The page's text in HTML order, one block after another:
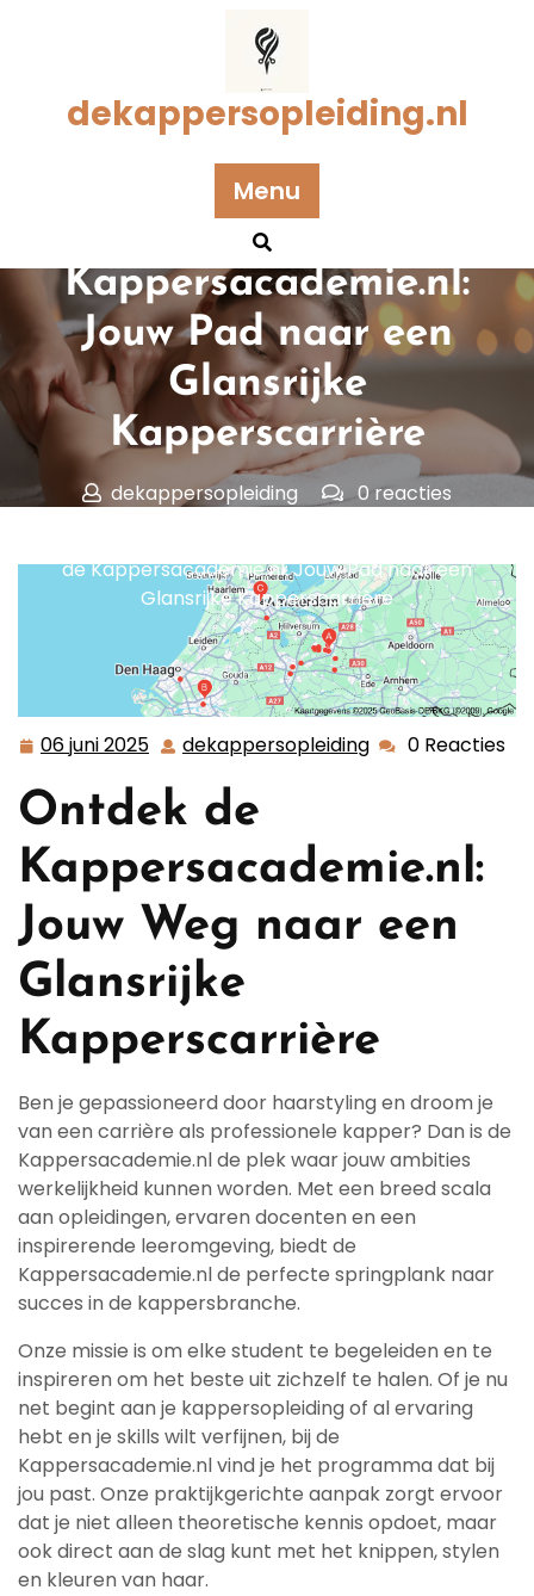
dekappersopleiding.nl
Menu
Geplaatst op 06 juni 2025
Ontdek de
Kappersacademie.nl:
Jouw Pad naar een
Glansrijke
Kapperscarrière
dekappersopleiding
0 reacties
de Kappersacademie.nl: Jouw Pad naar een
Glansrijke Kapperscarrière
06 juni 2025 06
2025
dekappersopleiding 0 Reacties
Ontdek de
Kappersacademie.nl:
Jouw Weg naar een
Glansrijke
Kapperscarrière
Ben je gepassioneerd door haarstyling en droom je
van een carrière als professionele kapper? Dan is de
Kappersacademie.nl de plek waar jouw ambities
werkelijkheid kunnen worden. Met een breed scala
aan opleidingen, ervaren docenten en een
inspirerende leeromgeving, biedt de
Kappersacademie.nl de perfecte springplank naar
succes in de kappersbranche.
Onze missie is om elke student te begeleiden en te
inspireren om het beste uit zichzelf te halen. Of je nu
net begint aan je kappersopleiding of al ervaring
hebt en je skills wilt verfijnen, bij de
Kappersacademie.nl vind je het programma dat bij
jou past. Onze praktijkgerichte aanpak zorgt ervoor
dat je niet alleen theoretische kennis opdoet, maar
ook direct aan de slag kunt met het knippen, stylen
en kleuren van haar.